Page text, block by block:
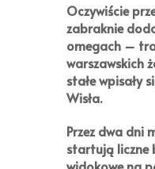
Oczywiście
zabraknie
omegach –
warszawskich
stałe wpisały
Wisła.
Przez dwa dni
startują liczne